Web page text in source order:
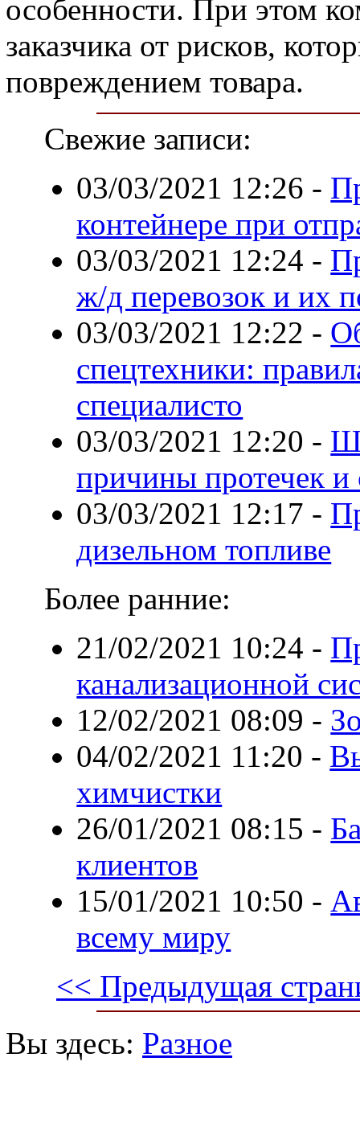
особенности. При этом
заказчика от рисков,
повреждением товара.
Свежие записи:
03/03/2021 12:26 -
контейнере при
03/03/2021 12:24 -
ж/д перевозок и их
03/03/2021 12:22 -
спецтехники:
специалисто
03/03/2021 12:20 -
причины протечек
03/03/2021 12:17 -
дизельном топливе
Более ранние:
21/02/2021 10:24 -
канализационной
12/02/2021 08:09 -
04/02/2021 11:20 -
химчистки
26/01/2021 08:15 -
клиентов
15/01/2021 10:50 -
всему миру
<< Предыдущая
Вы здесь: Разное